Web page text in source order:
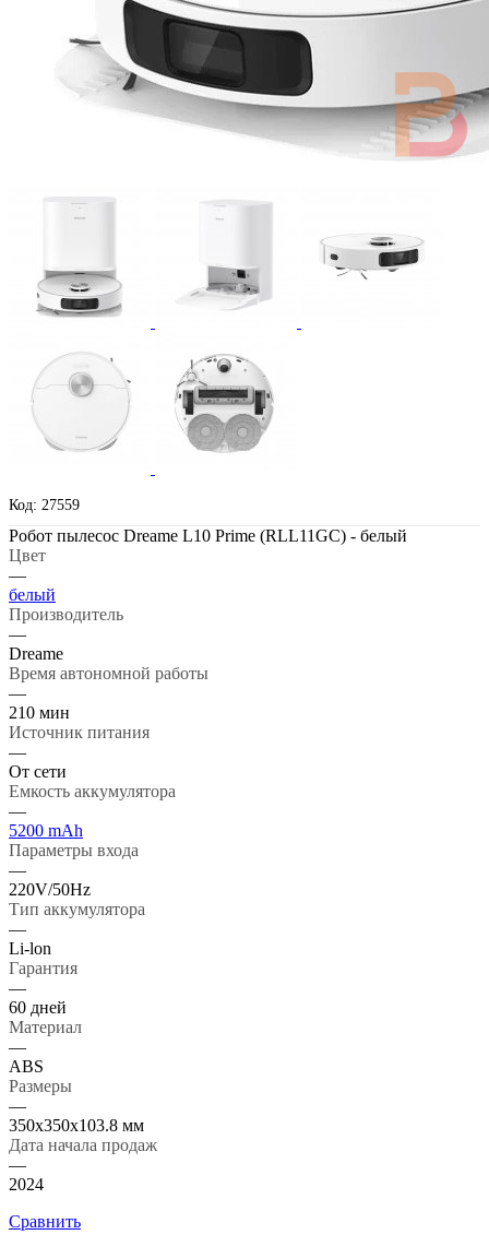
Код: 27559
Робот пылесос Dreame L10 Prime (RLL11GC) - белый
Цвет
—
белый
Производитель
—
Dreame
Время автономной работы
—
210 мин
Источник питания
—
От сети
Емкость аккумулятора
—
5200 mAh
Параметры входа
—
220V/50Hz
Тип аккумулятора
—
Li-lon
Гарантия
—
60 дней
Материал
—
ABS
Размеры
—
350x350x103.8 мм
Дата начала продаж
—
2024
Сравнить